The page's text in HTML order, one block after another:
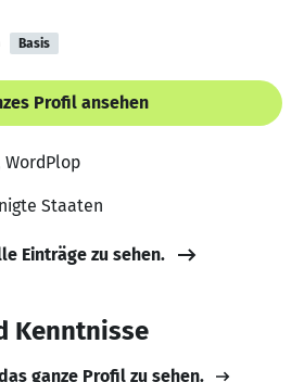
Basis
Profil ansehen
WordPlop
Staaten
Einträge zu sehen.
Kenntnisse
ganze Profil zu sehen.